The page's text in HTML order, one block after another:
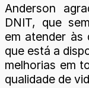
Anderson
DNIT, que
em atender às
que está a
melhorias em
qualidade de